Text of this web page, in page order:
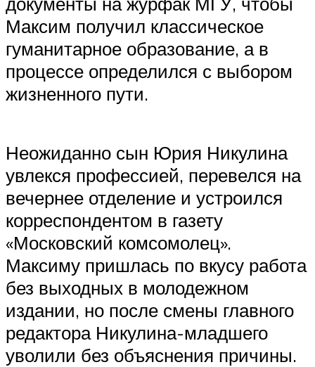
Максим получил классическое
гуманитарное образование, а в
процессе определился с выбором
жизненного пути.
Неожиданно сын Юрия Никулина
увлекся профессией, перевелся на
вечернее отделение и устроился
корреспондентом в газету
«Московский комсомолец».
Максиму пришлась по вкусу работа
без выходных в молодежном
издании, но после смены главного
редактора Никулина-младшего
уволили без объяснения причины.